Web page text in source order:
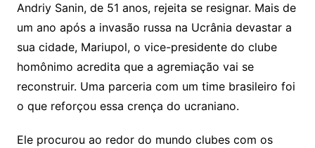
Andriy Sanin, de 51 anos, rejeita se resignar. Mais de
um ano após a invasão russa na Ucrânia devastar a
sua cidade, Mariupol, o vice-presidente do clube
homônimo acredita que a agremiação vai se
reconstruir. Uma parceria com um time brasileiro foi
o que reforçou essa crença do ucraniano.
Ele procurou ao redor do mundo clubes com os